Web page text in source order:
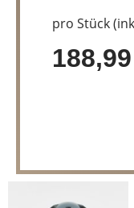
pro Stück